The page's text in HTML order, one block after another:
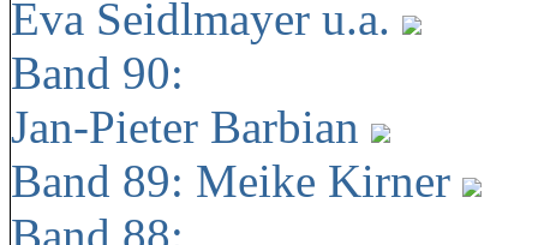
Eva Seidlmayer u.a.
Band 90:
Jan-Pieter Barbian
Band 89: Meike Kirner